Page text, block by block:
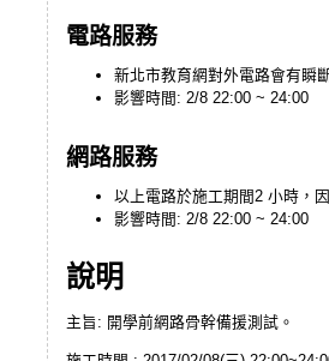
電路服務
新北市教育網對外電路會有瞬
影響時間: 2/8 22:00 ~ 24:00
網路服務
以上電路於施工期間2 小時，
影響時間: 2/8 22:00 ~ 24:00
說明
主旨: 開學前網路骨幹備援測試。